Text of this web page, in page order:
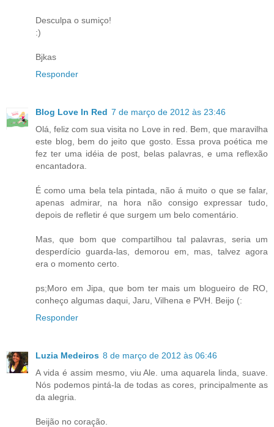
Desculpa o sumiço!
:)
Bjkas
Responder
Blog Love In Red 7 de março de 2012 às 23:46
Olá, feliz com sua visita no Love in red. Bem, que maravilha
este blog, bem do jeito que gosto. Essa prova poética me
fez ter uma idéia de post, belas palavras, e uma reflexão
encantadora.
É como uma bela tela pintada, não á muito o que se falar,
apenas admirar, na hora não consigo expressar tudo,
depois de refletir é que surgem um belo comentário.
Mas, que bom que compartilhou tal palavras, seria um
desperdício guarda-las, demorou em, mas, talvez agora
era o momento certo.
ps;Moro em Jipa, que bom ter mais um blogueiro de RO,
conheço algumas daqui, Jaru, Vilhena e PVH. Beijo (:
Responder
Luzia Medeiros 8 de março de 2012 às 06:46
A vida é assim mesmo, viu Ale. uma aquarela linda, suave.
Nós podemos pintá-la de todas as cores, principalmente as
da alegria.
Beijão no coração.